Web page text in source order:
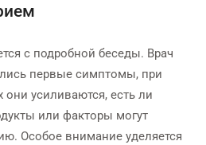
с подробной беседы. Врач
первые симптомы, при
они усиливаются, есть ли
или факторы могут
Особое внимание уделяется